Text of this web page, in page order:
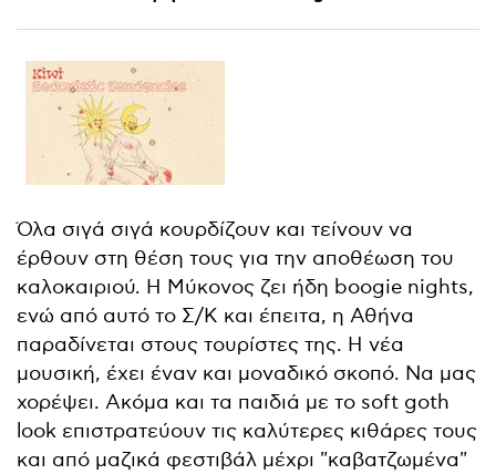
Όλα σιγά σιγά κουρδίζουν και τείνουν να
έρθουν στη θέση τους για την αποθέωση του
καλοκαιριού. Η Μύκονος ζει ήδη boogie nights,
ενώ από αυτό το Σ/Κ και έπειτα, η Αθήνα
παραδίνεται στους τουρίστες της. Η νέα
μουσική, έχει έναν και μοναδικό σκοπό. Να μας
χορέψει. Ακόμα και τα παιδιά με το soft goth
look επιστρατεύουν τις καλύτερες κιθάρες τους
και από μαζικά φεστιβάλ μέχρι "καβατζωμένα"